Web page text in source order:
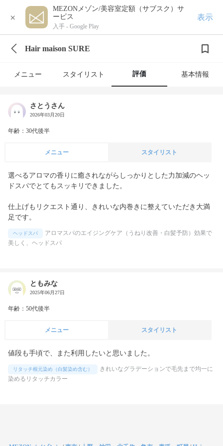
×
MEZONメゾン/美容室定額（サブスク）サ
ービス
入手 - Google Play
表示
Hair maison SURE
メニュー スタイリスト 評価 基本情報
さとうさん
2026年03月20日
年齢：30代後半
メニュー スタイリスト
選べるアロマの香りに癒されながらしっかりとした力加減のヘッ
ドスパでとてもスッキリできました。
仕上げもリクエスト通り、きれいな内巻きに整えていただき大満
足です。
ヘッドスパ
アロマスパのエイジングケア（うねり改善・白髪予防）効果で
美しく、ヘッドスパ
ともみな
2025年06月27日
年齢：50代後半
メニュー スタイリスト
値段も手頃で、また利用したいと思いました。
リタッチ根元染め（白髪染め含む）
きれいなグラデーションで毛先まで均一に
染めるリタッチカラー